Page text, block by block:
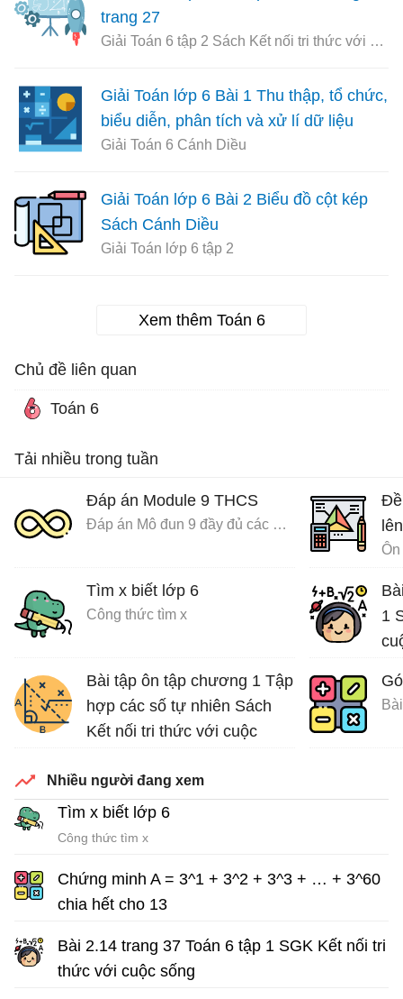
trang 27
Giải Toán 6 tập 2 Sách Kết nối tri thức với cuộc sống
Giải Toán lớp 6 Bài 1 Thu thập, tổ chức,
biểu diễn, phân tích và xử lí dữ liệu
Giải Toán 6 Cánh Diều
Giải Toán lớp 6 Bài 2 Biểu đồ cột kép
Sách Cánh Diều
Giải Toán lớp 6 tập 2
Xem thêm Toán 6
Chủ đề liên quan
Toán 6
Tải nhiều trong tuần
Đáp án Module 9 THCS
Đáp án Mô đun 9 đầy đủ các môn
Tìm x biết lớp 6
Công thức tìm x
Bài tập ôn tập chương 1 Tập
hợp các số tự nhiên Sách
Kết nối tri thức với cuộc
Đề
1
Nhiều người đang xem
Tìm x biết lớp 6
Công thức tìm x
Chứng minh A = 3^1 + 3^2 + 3^3 + … + 3^60
chia hết cho 13
Bài 2.14 trang 37 Toán 6 tập 1 SGK Kết nối tri
thức với cuộc sống